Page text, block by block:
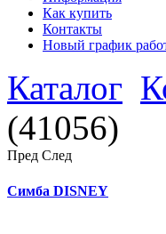
Как купить
Контакты
Новый график
Каталог
(41056)
Пред След
Симба DISNEY